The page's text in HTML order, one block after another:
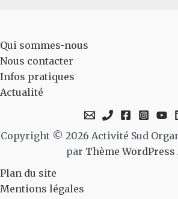
Qui sommes-nous
Nous contacter
Infos pratiques
Actualité
Copyright © 2026 Activité Sud
par Thème WordPress
Plan du site
Mentions légales